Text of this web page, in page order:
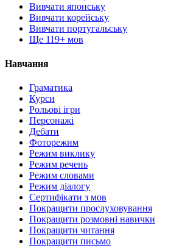
Вивчати японську
Вивчати корейську
Вивчати португальську
Ще 119+ мов
Навчання
Граматика
Курси
Рольові ігри
Персонажі
Дебати
Фоторежим
Режим виклику
Режим речень
Режим словами
Режим діалогу
Сертифікати з мов
Покращити прослуховування
Покращити розмовні навички
Покращити читання
Покращити письмо